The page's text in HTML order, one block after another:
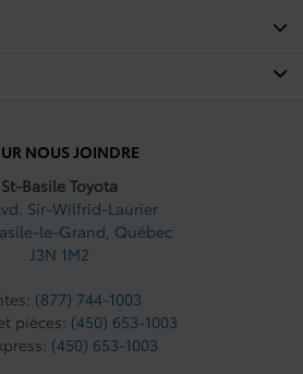
NOUS JOINDRE
St-Basile Toyota
Sir-Wilfrid-Laurier
le-Grand, Québec
J3N 1M2
(877) 744-1003
pièces: (450) 653-1003
(450) 653-1003